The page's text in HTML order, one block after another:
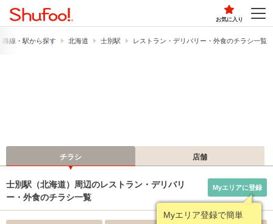
お気に入り
路線・駅から探す 北海道 士別駅 レストラン・デリバリー・外食のチラシ一覧
チラシ 店舗
士別駅（北海道）周辺のレストラン・デリバリ
ー・外食のチラシ一覧
Myエリア登録で簡単
Myエリアに登録